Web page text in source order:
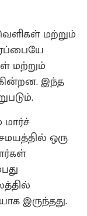
மற்றும்
மற்றும்
இந்த
ஒரு
இருந்தது.